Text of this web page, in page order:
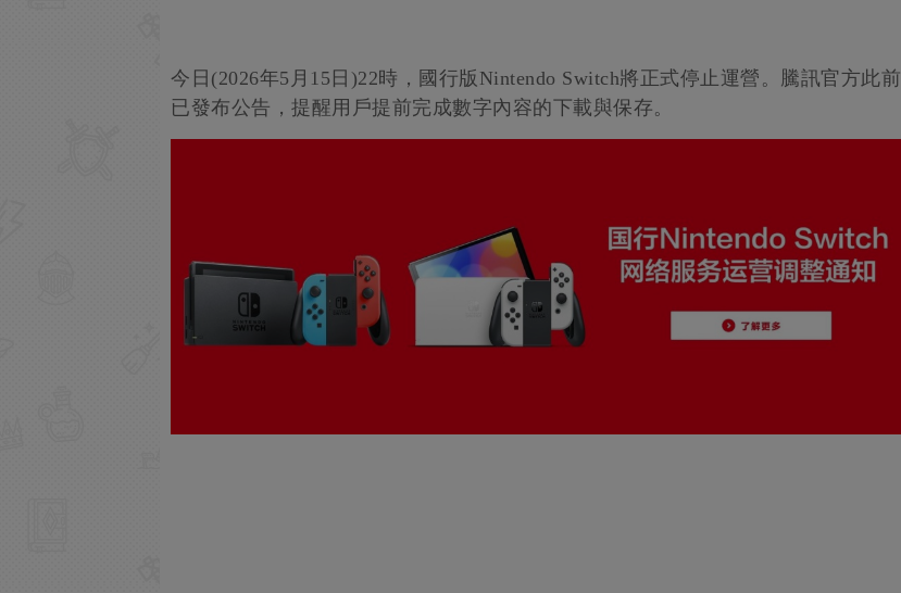
今日(2026年5月15日)22時，國行版Nintendo Switch將正式停止運營。騰訊官方此前
已發布公告，提醒用戶提前完成數字內容的下載與保存。